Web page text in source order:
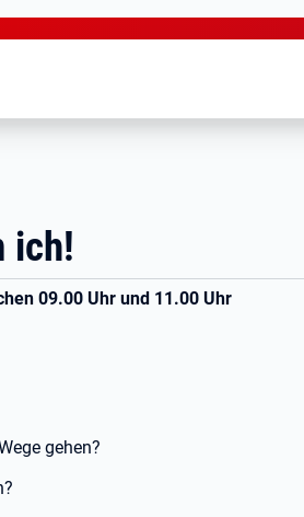
ich!
09.00 Uhr und 11.00 Uhr
gehen?